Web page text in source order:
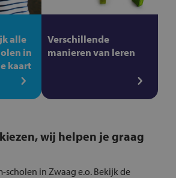
alle
in
kaart
Verschillende
manieren van leren
wij helpen je graag
scholen in Zwaag e.o. Bekijk de